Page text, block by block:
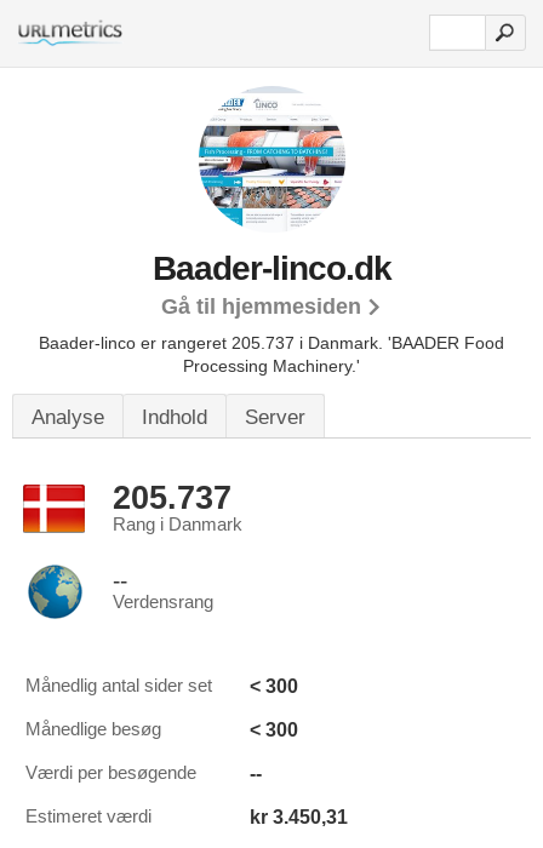
Baader-linco.dk
Gå til hjemmesiden
Baader-linco er rangeret 205.737 i Danmark. 'BAADER Food
Processing Machinery.'
Analyse Indhold Server
205.737
Rang i Danmark
--
Verdensrang
Månedlig antal sider set < 300
Månedlige besøg < 300
Værdi per besøgende --
Estimeret værdi kr 3.450,31